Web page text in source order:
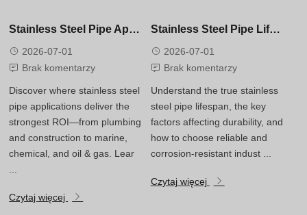
Stainless Steel Pipe Applications: A B2B Buying Guide
2026-07-01
Brak komentarzy
Discover where stainless steel
pipe applications deliver the
strongest ROI—from plumbing
and construction to marine,
chemical, and oil & gas. Lear
Czytaj więcej
Stainless Steel Pipe Lifespan: How Long Will Your Industrial Piping Really Last?
2026-07-01
Brak komentarzy
Understand the true stainless
steel pipe lifespan, the key
factors affecting durability, and
how to choose reliable and
corrosion-resistant indust ...
Czytaj więcej